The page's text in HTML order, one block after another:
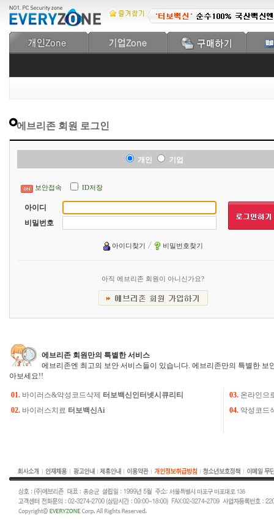
에브리존 회원 로그인
개인 기업
보안접속 ID저장
아이디
비밀번호
아이디찾기 비밀번호찾기
아직 에브리존 회원이 아니신가요?
에브리존 회원만의 특별한 서비스
에브리존엔 최고의 보안 서비스들이 있습니다. 에브리존만의 특별한 보
아보세요!!
01. 바이러스&악성코드삭제 터보백신인터넷시큐리티 03. 온라인으
02. 바이러스치료 터보백신Ai 04. 악성코드